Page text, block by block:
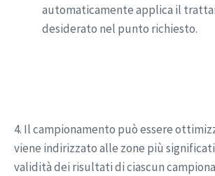
automaticamente applica il
desiderato nel punto richiesto.
4. Il campionamento può essere
viene indirizzato alle zone più
validità dei risultati di ciascun